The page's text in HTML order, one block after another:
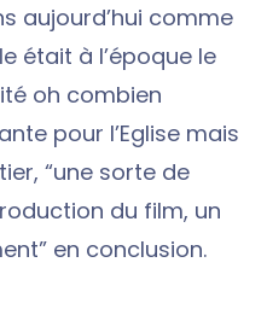
aujourd’hui comme
était à l’époque le
oh combien
pour l’Eglise mais
“une sorte de
du film, un
en conclusion.